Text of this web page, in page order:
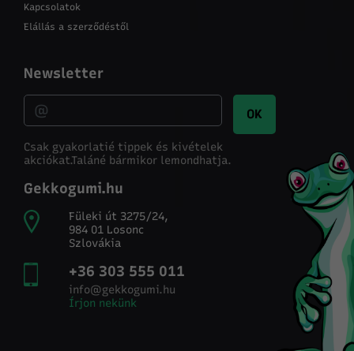
Kapcsolatok
Elállás a szerződéstől
Newsletter
OK
Csak gyakorlatié tippek és kivételek
akciókat.Taláné bármikor lemondhatja.
Gekkogumi.hu
Füleki út 3275/24,
984 01 Losonc
Szlovákia
+36 303 555 011
info@gekkogumi.hu
Írjon nekünk